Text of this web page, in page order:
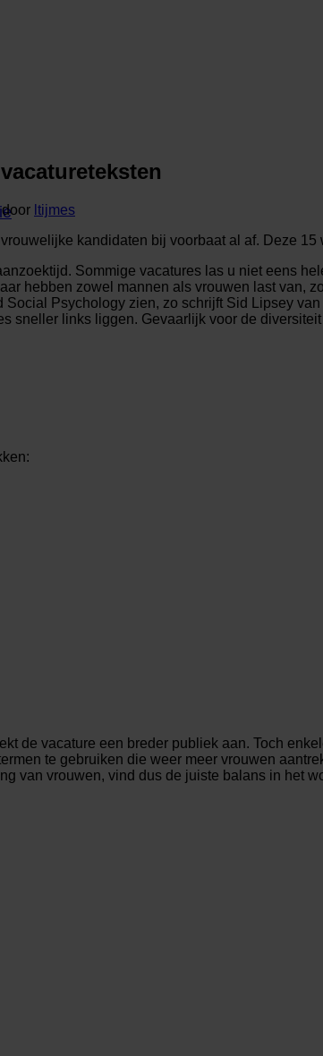
door ltijmes
kandidaten bij voorbaat al af. Deze
Sommige vacatures las u niet eens
hebben zowel mannen als vrouwen last
Social Psychology zien, zo schrijft Sid Lipsey van
sneller links liggen. Gevaarlijk voor de
de vacature een breder publiek aan. Toch
te gebruiken die weer meer vrouwen
van vrouwen, vind dus de juiste balans in het